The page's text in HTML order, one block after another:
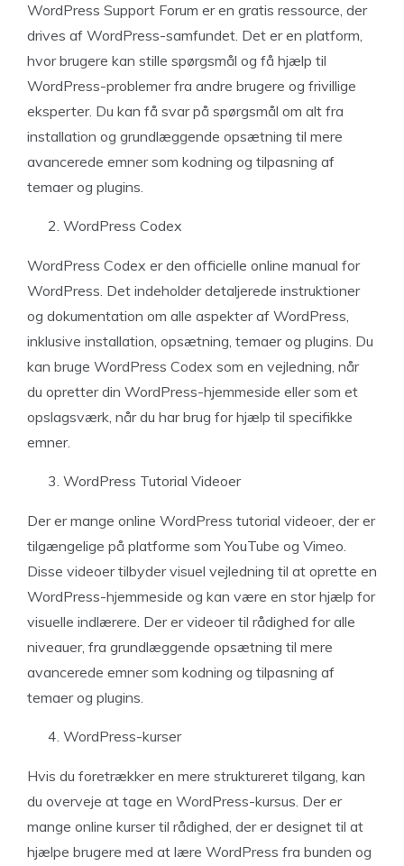
WordPress Support Forum er en gratis ressource, der
drives af WordPress-samfundet. Det er en platform,
hvor brugere kan stille spørgsmål og få hjælp til
WordPress-problemer fra andre brugere og frivillige
eksperter. Du kan få svar på spørgsmål om alt fra
installation og grundlæggende opsætning til mere
avancerede emner som kodning og tilpasning af
temaer og plugins.
WordPress Codex
WordPress Codex er den officielle online manual for
WordPress. Det indeholder detaljerede instruktioner
og dokumentation om alle aspekter af WordPress,
inklusive installation, opsætning, temaer og plugins. Du
kan bruge WordPress Codex som en vejledning, når
du opretter din WordPress-hjemmeside eller som et
opslagsværk, når du har brug for hjælp til specifikke
emner.
WordPress Tutorial Videoer
Der er mange online WordPress tutorial videoer, der er
tilgængelige på platforme som YouTube og Vimeo.
Disse videoer tilbyder visuel vejledning til at oprette en
WordPress-hjemmeside og kan være en stor hjælp for
visuelle indlærere. Der er videoer til rådighed for alle
niveauer, fra grundlæggende opsætning til mere
avancerede emner som kodning og tilpasning af
temaer og plugins.
WordPress-kurser
Hvis du foretrækker en mere struktureret tilgang, kan
du overveje at tage en WordPress-kursus. Der er
mange online kurser til rådighed, der er designet til at
hjælpe brugere med at lære WordPress fra bunden og